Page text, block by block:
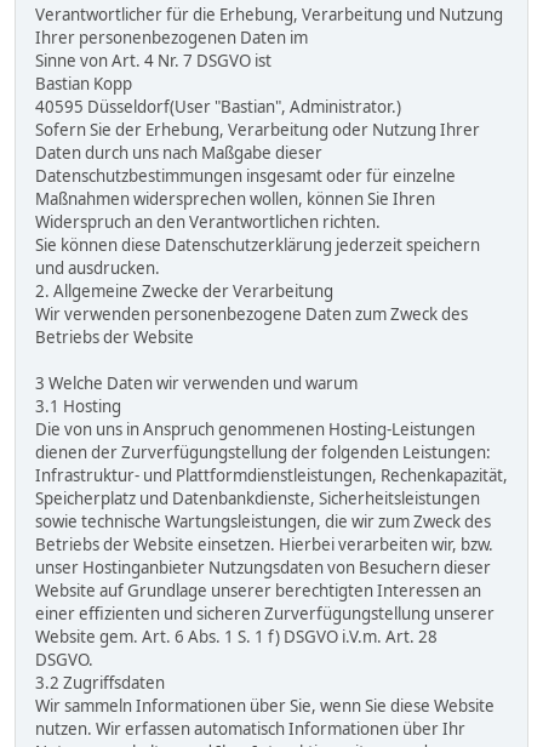
Verantwortlicher für die Erhebung, Verarbeitung und Nutzung
Ihrer personenbezogenen Daten im
Sinne von Art. 4 Nr. 7 DSGVO ist
Bastian Kopp
40595 Düsseldorf(User "Bastian", Administrator.)
Sofern Sie der Erhebung, Verarbeitung oder Nutzung Ihrer
Daten durch uns nach Maßgabe dieser
Datenschutzbestimmungen insgesamt oder für einzelne
Maßnahmen widersprechen wollen, können Sie Ihren
Widerspruch an den Verantwortlichen richten.
Sie können diese Datenschutzerklärung jederzeit speichern
und ausdrucken.
2. Allgemeine Zwecke der Verarbeitung
Wir verwenden personenbezogene Daten zum Zweck des
Betriebs der Website
3 Welche Daten wir verwenden und warum
3.1 Hosting
Die von uns in Anspruch genommenen Hosting-Leistungen
dienen der Zurverfügungstellung der folgenden Leistungen:
Infrastruktur- und Plattformdienstleistungen, Rechenkapazität,
Speicherplatz und Datenbankdienste, Sicherheitsleistungen
sowie technische Wartungsleistungen, die wir zum Zweck des
Betriebs der Website einsetzen. Hierbei verarbeiten wir, bzw.
unser Hostinganbieter Nutzungsdaten von Besuchern dieser
Website auf Grundlage unserer berechtigten Interessen an
einer effizienten und sicheren Zurverfügungstellung unserer
Website gem. Art. 6 Abs. 1 S. 1 f) DSGVO i.V.m. Art. 28
DSGVO.
3.2 Zugriffsdaten
Wir sammeln Informationen über Sie, wenn Sie diese Website
nutzen. Wir erfassen automatisch Informationen über Ihr